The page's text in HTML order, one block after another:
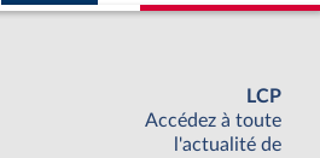
LCP
Accédez à toute
l'actualité de